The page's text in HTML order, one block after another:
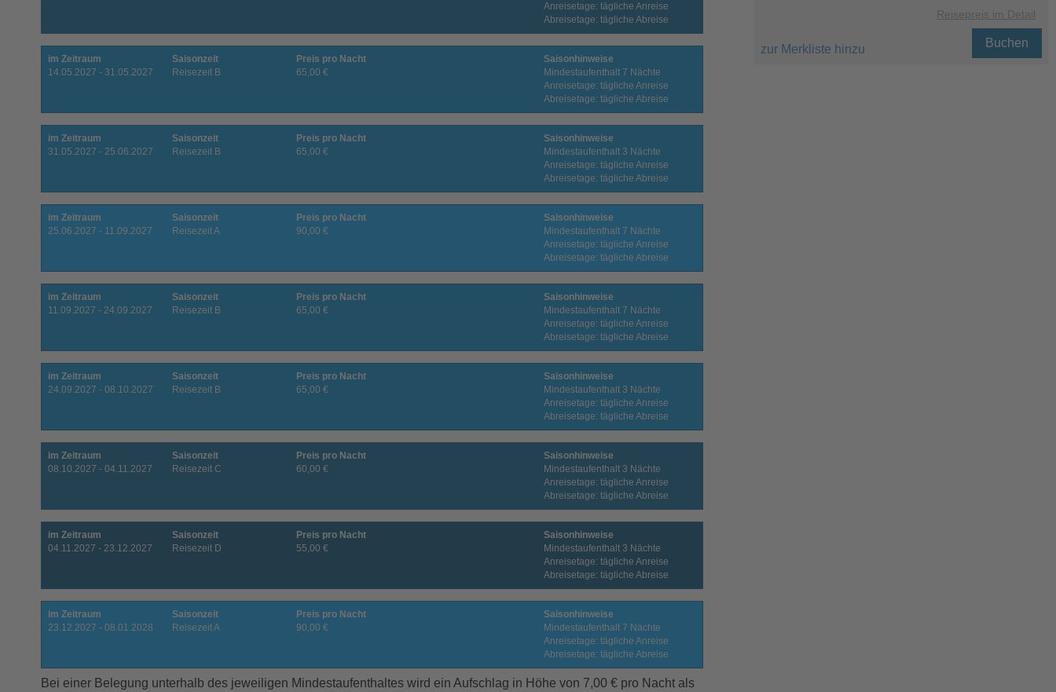
Reisepreis im Detail
zur Merkliste hinzu Buchen
Anreisetage: tägliche Anreise
Abreisetage: tägliche Abreise
im Zeitraum
14.05.2027 - 31.05.2027
Saisonzeit
Reisezeit B
Preis pro Nacht
65,00 €
Saisonhinweise
Mindestaufenthalt 7 Nächte
Anreisetage: tägliche Anreise
Abreisetage: tägliche Abreise
im Zeitraum
31.05.2027 - 25.06.2027
Saisonzeit
Reisezeit B
Preis pro Nacht
65,00 €
Saisonhinweise
Mindestaufenthalt 3 Nächte
Anreisetage: tägliche Anreise
Abreisetage: tägliche Abreise
im Zeitraum
25.06.2027 - 11.09.2027
Saisonzeit
Reisezeit A
Preis pro Nacht
90,00 €
Saisonhinweise
Mindestaufenthalt 7 Nächte
Anreisetage: tägliche Anreise
Abreisetage: tägliche Abreise
im Zeitraum
11.09.2027 - 24.09.2027
Saisonzeit
Reisezeit B
Preis pro Nacht
65,00 €
Saisonhinweise
Mindestaufenthalt 7 Nächte
Anreisetage: tägliche Anreise
Abreisetage: tägliche Abreise
im Zeitraum
24.09.2027 - 08.10.2027
Saisonzeit
Reisezeit B
Preis pro Nacht
65,00 €
Saisonhinweise
Mindestaufenthalt 3 Nächte
Anreisetage: tägliche Anreise
Abreisetage: tägliche Abreise
im Zeitraum
08.10.2027 - 04.11.2027
Saisonzeit
Reisezeit C
Preis pro Nacht
60,00 €
Saisonhinweise
Mindestaufenthalt 3 Nächte
Anreisetage: tägliche Anreise
Abreisetage: tägliche Abreise
im Zeitraum
04.11.2027 - 23.12.2027
Saisonzeit
Reisezeit D
Preis pro Nacht
55,00 €
Saisonhinweise
Mindestaufenthalt 3 Nächte
Anreisetage: tägliche Anreise
Abreisetage: tägliche Abreise
im Zeitraum
23.12.2027 - 08.01.2028
Saisonzeit
Reisezeit A
Preis pro Nacht
90,00 €
Saisonhinweise
Mindestaufenthalt 7 Nächte
Anreisetage: tägliche Anreise
Abreisetage: tägliche Abreise
Bei einer Belegung unterhalb des jeweiligen Mindestaufenthaltes wird ein Aufschlag in Höhe von 7,00 € pro Nacht als